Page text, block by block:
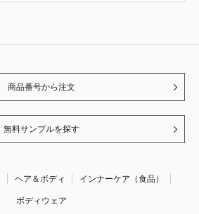
商品番号から注文
無料サンプルを探す
ヘア＆ボディ
インナーケア（食品）
ボディウェア